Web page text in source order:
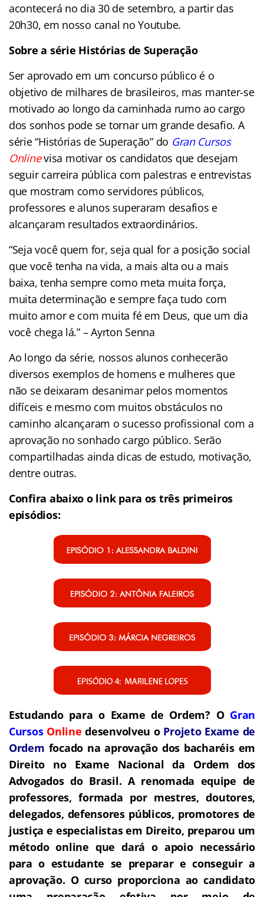
acontecerá no dia 30 de setembro, a partir das
20h30, em nosso canal no Youtube.
Sobre a série Histórias de Superação
Ser aprovado em um concurso público é o
objetivo de milhares de brasileiros, mas manter-se
motivado ao longo da caminhada rumo ao cargo
dos sonhos pode se tornar um grande desafio. A
série “Histórias de Superação” do Gran Cursos
Onlinevisa motivar os candidatos que desejam
seguir carreira pública com palestras e entrevistas
que mostram como servidores públicos,
professores e alunos superaram desafios e
alcançaram resultados extraordinários.
“Seja você quem for, seja qual for a posição social
que você tenha na vida, a mais alta ou a mais
baixa, tenha sempre como meta muita força,
muita determinação e sempre faça tudo com
muito amor e com muita fé em Deus, que um dia
você chega lá.” – Ayrton Senna
Ao longo da série, nossos alunos conhecerão
diversos exemplos de homens e mulheres que
não se deixaram desanimar pelos momentos
difíceis e mesmo com muitos obstáculos no
caminho alcançaram o sucesso profissional com a
aprovação no sonhado cargo público. Serão
compartilhadas ainda dicas de estudo, motivação,
dentre outras.
Confira abaixo o link para os três primeiros
episódios:
Estudando para o Exame de Ordem? O Gran
Cursos Online desenvolveu o Projeto Exame de
Ordem focado na aprovação dos bacharéis em
Direito no Exame Nacional da Ordem dos
Advogados do Brasil. A renomada equipe de
professores, formada por mestres, doutores,
delegados, defensores públicos, promotores de
justiça e especialistas em Direito, preparou um
método online que dará o apoio necessário
para o estudante se preparar e conseguir a
aprovação. O curso proporciona ao candidato